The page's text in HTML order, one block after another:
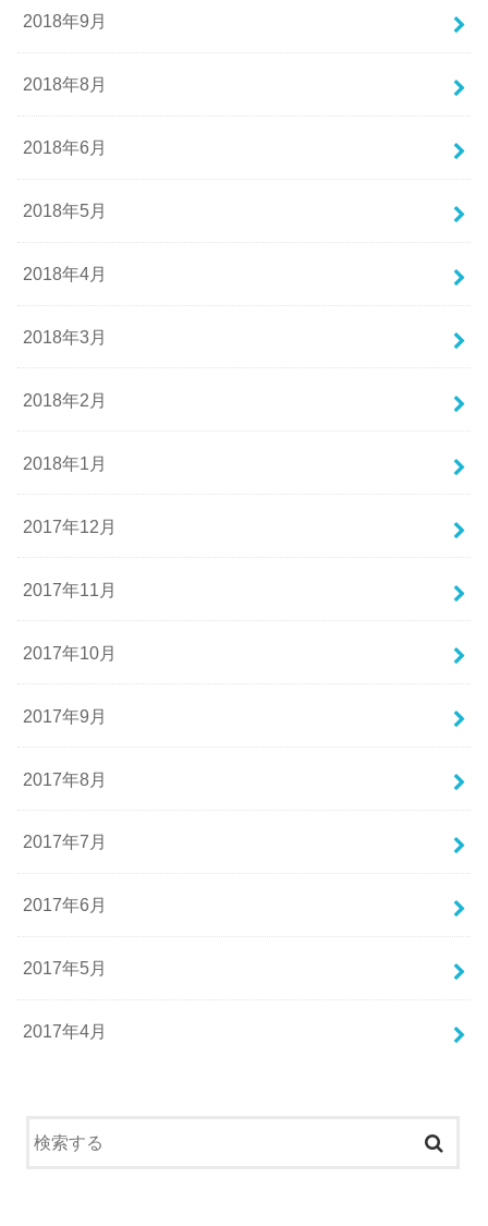
2018年9月
2018年8月
2018年6月
2018年5月
2018年4月
2018年3月
2018年2月
2018年1月
2017年12月
2017年11月
2017年10月
2017年9月
2017年8月
2017年7月
2017年6月
2017年5月
2017年4月